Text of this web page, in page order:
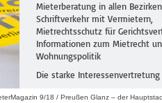
Mieterberatung in allen Bezirken,
Schriftverkehr mit Vermietern,
Mietrechtsschutz für
Informationen zum Mietrecht
Wohnungspolitik
Die starke
9/18 / Preußen Glanz – der